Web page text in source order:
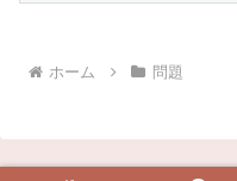
ホーム 問題